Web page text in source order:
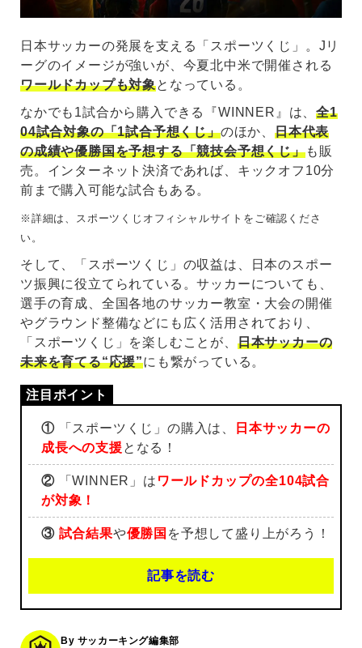
日本サッカーの発展を支える「スポーツくじ」。Jリ
ーグのイメージが強いが、今夏北中米で開催される
ワールドカップも対象となっている。
なかでも1試合から購入できる『WINNER』は、全1
04試合対象の「1試合予想くじ」のほか、日本代表
の成績や優勝国を予想する「競技会予想くじ」も販
売。インターネット決済であれば、キックオフ10分
前まで購入可能な試合もある。
※詳細は、スポーツくじオフィシャルサイトをご確認くださ
い。
そして、「スポーツくじ」の収益は、日本のスポー
ツ振興に役立てられている。サッカーについても、
選手の育成、全国各地のサッカー教室・大会の開催
やグラウンド整備などにも広く活用されており、
「スポーツくじ」を楽しむことが、 日本サッカーの
未来を育てる“応援”にも繋がっている。
①「スポーツくじ」の購入は、
日本サッカーの
成長への支援となる！
②「WINNER」は ワールドカップの全104試合
が対象！
③ 試合結果や優勝国 を予想して盛り上がろう！
記事を読む
By サッカーキング編集部